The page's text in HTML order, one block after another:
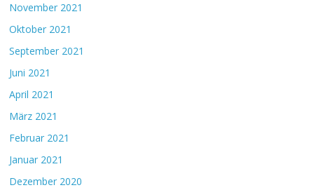
November 2021
Oktober 2021
September 2021
Juni 2021
April 2021
März 2021
Februar 2021
Januar 2021
Dezember 2020